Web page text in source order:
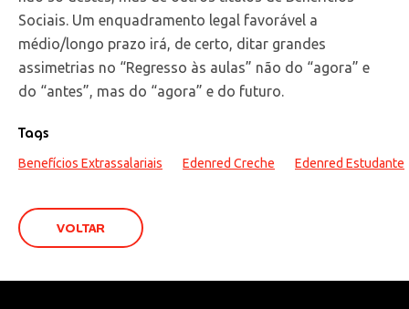
Sociais. Um enquadramento legal favorável a
médio/longo prazo irá, de certo, ditar grandes
assimetrias no “Regresso às aulas” não do “agora” e
do “antes”, mas do “agora” e do futuro.
Tags
Benefícios Extrassalariais Edenred Creche Edenred Estudante
VOLTAR